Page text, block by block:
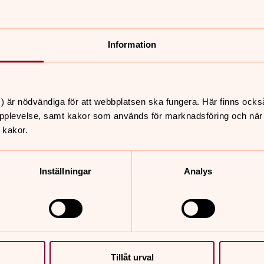
Information
är nödvändiga för att webbplatsen ska fungera. Här finns
samt kakor som används för marknadsföring och
Inställningar Analys
Tillåt urval
Andrarums kyrkogård
Upptäck Andrarums kyrkogård via panorama 360.
det är till glädje!
Onslunda kyrkogård
Upptäck Onslunda kyrkogård via panorama 360.
Med hjälp av kartan kan du välja vissa punkter på